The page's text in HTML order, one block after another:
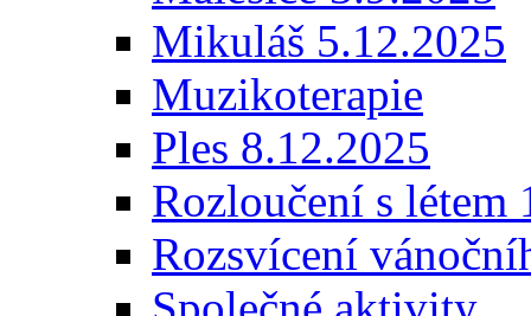
Mikuláš 5.12.2025
Muzikoterapie
Ples 8.12.2025
Rozloučení s létem
Rozsvícení